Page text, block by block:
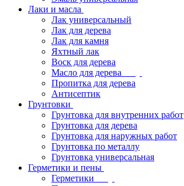
Лаки и масла
Лак универсальный
Лак для дерева
Лак для камня
Яхтный лак
Воск для дерева
Масло для дерева
Пропитка для дерева
Антисептик
Грунтовки
Грунтовка для внутренних работ
Грунтовка для дерева
Грунтовка для наружных работ
Грунтовка по металлу
Грунтовка универсальная
Герметики и пены
Герметики